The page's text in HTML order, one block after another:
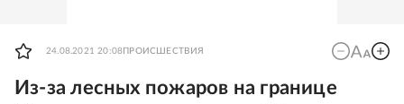
24.08.2021 20:08 ПРОИСШЕСТВИЯ
Из-за лесных пожаров на границе